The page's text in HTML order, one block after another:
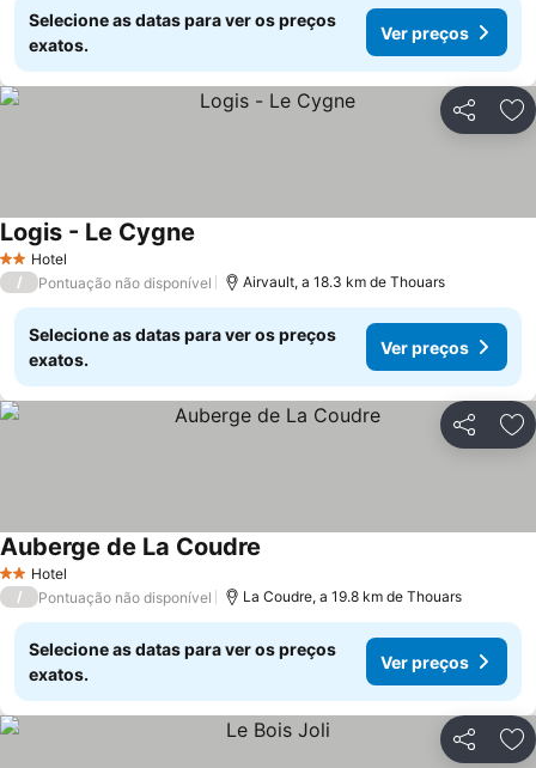
Selecione as datas para ver os preços
exatos.
Ver preços
Partilhar
2 Estrelas
Hotel
Logis - Le Cygne
/ Pontuação não disponível Airvault, a 18.3 km de Thouars
Selecione as datas para ver os preços
exatos.
Ver preços
Partilhar
2 Estrelas
Hotel
Auberge de La Coudre
/ Pontuação não disponível La Coudre, a 19.8 km de Thouars
Selecione as datas para ver os preços
exatos.
Ver preços
Partilhar